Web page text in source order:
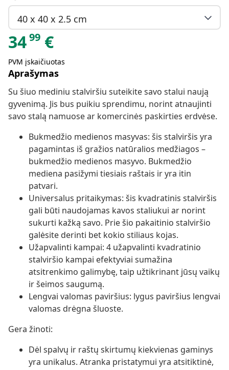
40 x 40 x 2.5 cm
3499 €
PVM įskaičiuotas
Aprašymas
Su šiuo mediniu stalviršiu suteikite savo stalui naują
gyvenimą. Jis bus puikiu sprendimu, norint atnaujinti
savo stalą namuose ar komercinės paskirties erdvėse.
Bukmedžio medienos masyvas: šis stalviršis yra
pagamintas iš gražios natūralios medžiagos –
bukmedžio medienos masyvo. Bukmedžio
mediena pasižymi tiesiais raštais ir yra itin
patvari.
Universalus pritaikymas: šis kvadratinis stalviršis
gali būti naudojamas kavos staliukui ar norint
sukurti kažką savo. Prie šio pakaitinio stalviršio
galėsite derinti bet kokio stiliaus kojas.
Užapvalinti kampai: 4 užapvalinti kvadratinio
stalviršio kampai efektyviai sumažina
atsitrenkimo galimybę, taip užtikrinant jūsų vaikų
ir šeimos saugumą.
Lengvai valomas paviršius: lygus paviršius lengvai
valomas drėgna šluoste.
Gera žinoti:
Dėl spalvų ir raštų skirtumų kiekvienas gaminys
yra unikalus. Atranka pristatymui yra atsitiktinė,